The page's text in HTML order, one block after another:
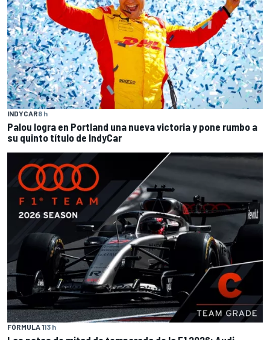
INDYCAR8 h
Palou logra en Portland una nueva victoria y pone rumbo a
su quinto título de IndyCar
FÓRMULA 113 h